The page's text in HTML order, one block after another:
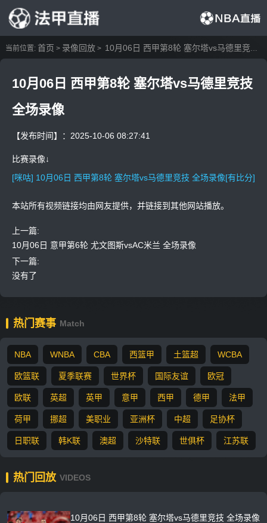
当前位置: 首页 > 录像回放> 10月06日 西甲第8轮 塞尔塔vs马德里竞技 全场录像
10月06日 西甲第8轮 塞尔塔vs马德里竞技
全场录像
【发布时间】：2025-10-06 08:27:41
比赛录像↓
[咪咕] 10月06日 西甲第8轮 塞尔塔vs马德里竞技 全场录像[有比分]
本站所有视频链接均由网友提供，并链接到其他网站播放。
上一篇:
10月06日 意甲第6轮 尤文图斯vsAC米兰 全场录像
下一篇:
没有了
热门赛事 Match
NBA WNBA CBA 西篮甲 土篮超 WCBA
欧篮联 夏季联赛 世界杯 国际友谊 欧冠
欧联 英超 英甲 意甲 西甲 德甲 法甲
荷甲 挪超 美职业 亚洲杯 中超 足协杯
日职联 韩K联 澳超 沙特联 世俱杯 江苏联
热门回放 VIDEOS
10月06日 西甲第8轮 塞尔塔vs马德里竞技 全场录像